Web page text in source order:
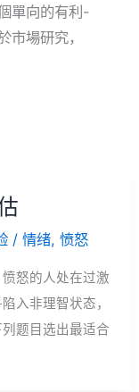
單向的有利-
市場研究，
/情绪,愤怒
怒的人处在过激
入非理智状态，
题目选出最适合